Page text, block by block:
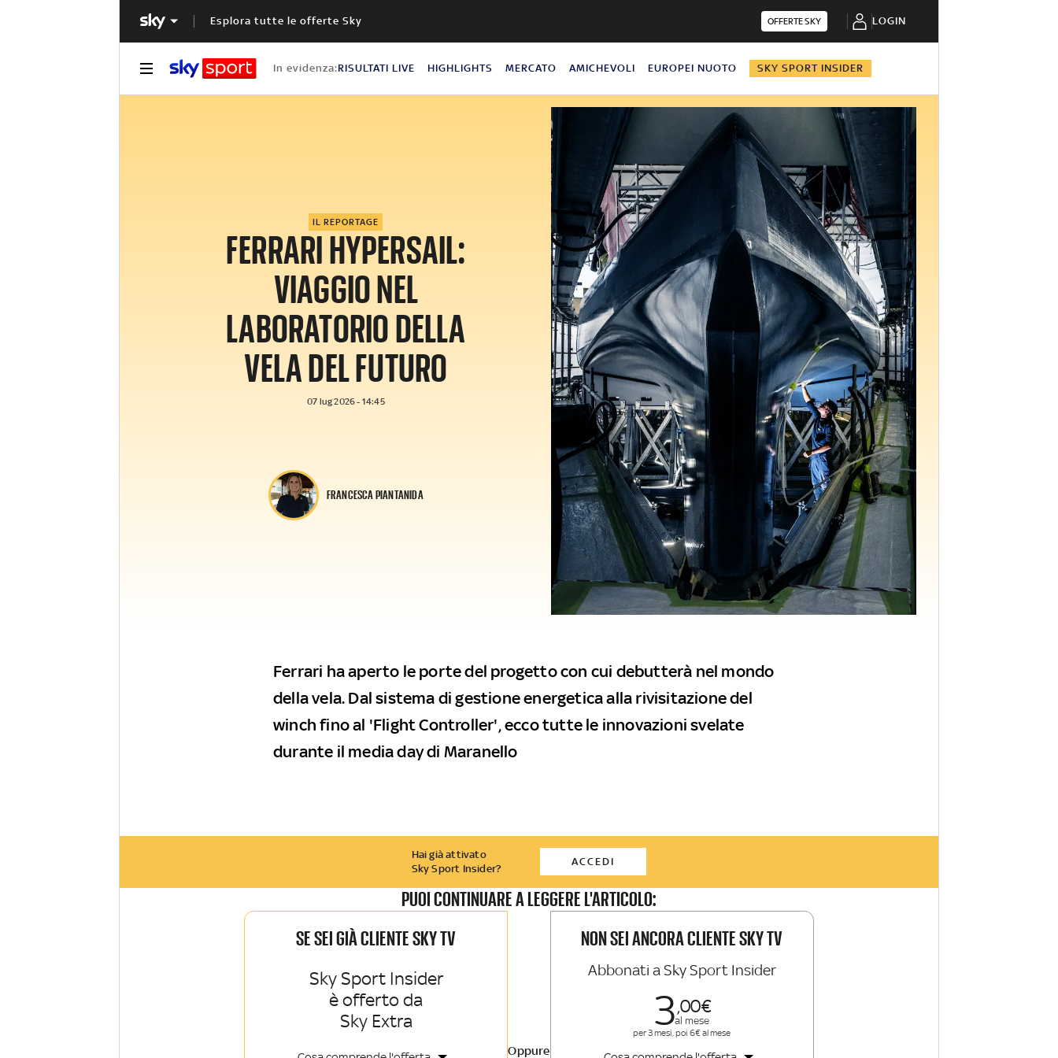
Esplora tutte le offerte Sky OFFERTE SKY LOGIN
In evidenza:RISULTATI LIVE HIGHLIGHTS MERCATO AMICHEVOLI EUROPEI NUOTO SKY SPORT INSIDER
IL REPORTAGE
FERRARI HYPERSAIL:
VIAGGIO NEL
LABORATORIO DELLA
VELA DEL FUTURO
07 lug 2026 - 14:45
FRANCESCA PIANTANIDA
Ferrari ha aperto le porte del progetto con cui debutterà nel mondo
della vela. Dal sistema di gestione energetica alla rivisitazione del
winch fino al 'Flight Controller', ecco tutte le innovazioni svelate
durante il media day di Maranello
Hai già attivato
Sky Sport Insider?
ACCEDI
PUOI CONTINUARE A LEGGERE L'ARTICOLO:
SE SEI GIÀ CLIENTE SKY TV
Sky Sport Insider
è offerto da
Sky Extra
Oppure
NON SEI ANCORA CLIENTE SKY TV
Abbonati a Sky Sport Insider
300
al mese
per 3 mesi, poi 6€ al mese